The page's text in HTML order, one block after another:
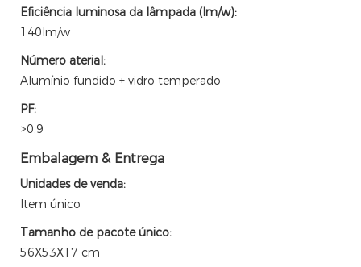
Eficiência luminosa da lâmpada (lm/w):
140lm/w
Número aterial:
Alumínio fundido + vidro temperado
PF:
>0.9
Embalagem & Entrega
Unidades de venda:
Item único
Tamanho de pacote único:
56X53X17 cm